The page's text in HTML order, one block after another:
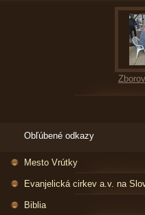
Obľúbené odkazy
Mesto Vrútky
Evanjelická cirkev a.v. na
Biblia